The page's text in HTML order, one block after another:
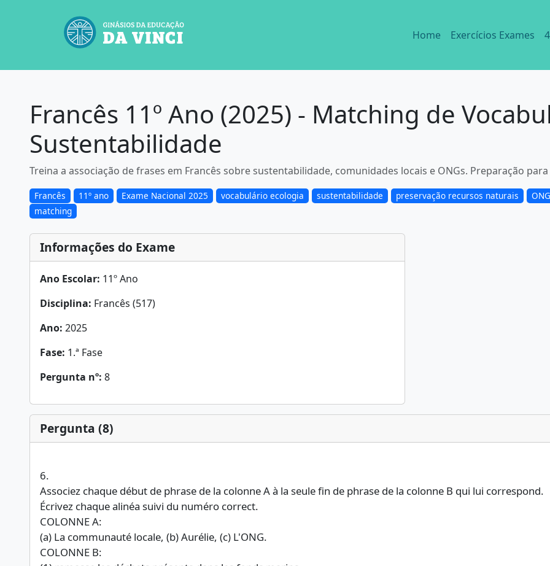
Home Exercícios Exames
Francês 11º Ano (2025) - Matching de
Sustentabilidade
Treina a associação de frases em Francês sobre sustentabilidade, comunidades locais e ONGs. Preparação para
Francês 11º ano Exame Nacional 2025 vocabulário ecologia sustentabilidade preservação recursos naturais
matching
Informações do Exame
Ano Escolar: 11º Ano
Disciplina: Francês (517)
Ano: 2025
Fase: 1.ª Fase
Pergunta nº: 8
Pergunta (8)
6.
Associez chaque début de phrase de la colonne A à la seule fin de phrase de la colonne B qui lui correspond.
Écrivez chaque alinéa suivi du numéro correct.
COLONNE A:
(a) La communauté locale, (b) Aurélie, (c) L'ONG.
COLONNE B: